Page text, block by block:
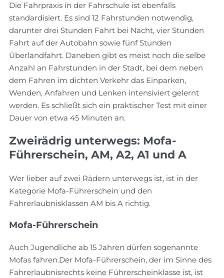
Die Fahrpraxis in der Fahrschule ist ebenfalls
standardisiert. Es sind 12 Fahrstunden notwendig,
darunter drei Stunden Fahrt bei Nacht, vier Stunden
Fahrt auf der Autobahn sowie fünf Stunden
Überlandfahrt. Daneben gibt es meist noch die selbe
Anzahl an Fahrstunden in der Stadt, bei dem neben
dem Fahren im dichten Verkehr das Einparken,
Wenden, Anfahren und Lenken intensiviert gelernt
werden. Es schließt sich ein praktischer Test mit einer
Dauer von etwa 45 Minuten an.
Zweirädrig unterwegs: Mofa-
Führerschein, AM, A2, A1 und A
Wer lieber auf zwei Rädern unterwegs ist, ist in der
Kategorie Mofa-Führerschein und den
Fahrerlaubnisklassen AM bis A richtig.
Mofa-Führerschein
Auch Jugendliche ab 15 Jahren dürfen sogenannte
Mofas fahren.Der Mofa-Führerschein, der im Sinne des
Fahrerlaubnisrechts keine Führerscheinklasse ist, ist